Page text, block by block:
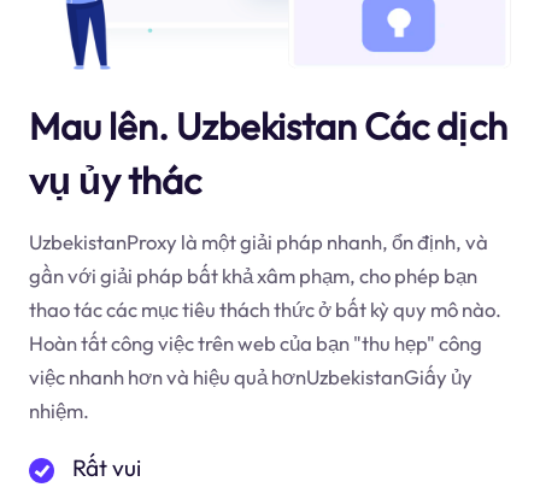
Mau lên. Uzbekistan Các dịch
vụ ủy thác
UzbekistanProxy là một giải pháp nhanh, ổn định, và
gần với giải pháp bất khả xâm phạm, cho phép bạn
thao tác các mục tiêu thách thức ở bất kỳ quy mô nào.
Hoàn tất công việc trên web của bạn "thu hẹp" công
việc nhanh hơn và hiệu quả hơnUzbekistanGiấy ủy
nhiệm.
Rất vui